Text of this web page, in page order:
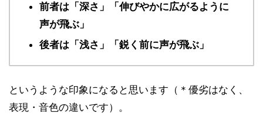
前者は「深さ」「伸びやかに広がるように
声が飛ぶ」
後者は「浅さ」「鋭く前に声が飛ぶ」
というような印象になると思います（＊優劣はなく、
表現・音色の違いです）。